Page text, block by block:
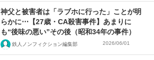
神父と被害者は「ラブホに行った」ことが明
らかに⋯【27歳・CA殺害事件】あまりに
も“後味の悪い”その後（昭和34年の事件）
鉄人ノンフィクション編集部 2026/06/01